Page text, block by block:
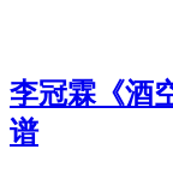
李冠霖《酒
谱